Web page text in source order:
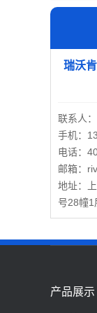
子
瑞沃
联系人
手机：
电话：
邮箱：
地址：
号28幢1
产品展示